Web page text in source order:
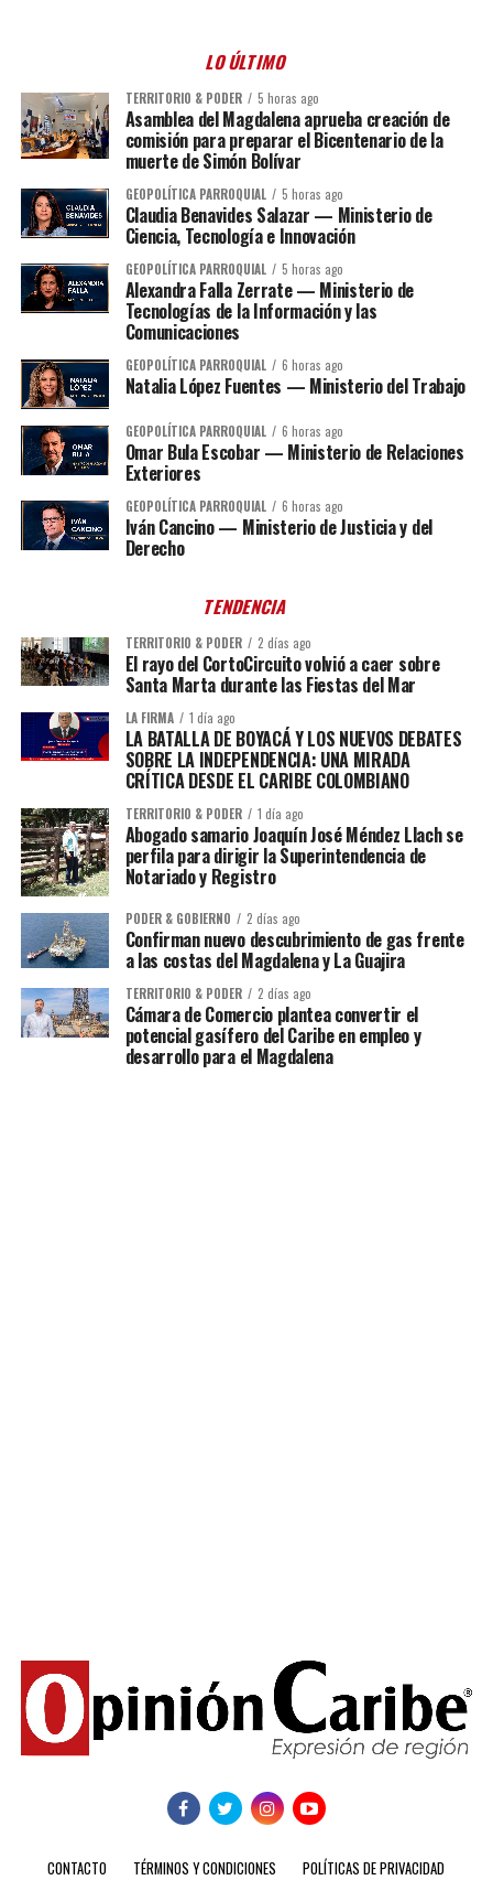
LO ÚLTIMO
TERRITORIO & PODER 5 horas ago
Asamblea del Magdalena aprueba creación de
comisión para preparar el Bicentenario de la
muerte de Simón Bolívar
GEOPOLÍTICA PARROQUIAL 5 horas ago
Claudia Benavides Salazar — Ministerio de
Ciencia, Tecnología e Innovación
GEOPOLÍTICA PARROQUIAL 5 horas ago
Alexandra Falla Zerrate — Ministerio de
Tecnologías de la Información y las
Comunicaciones
GEOPOLÍTICA PARROQUIAL 6 horas ago
Natalia López Fuentes — Ministerio del Trabajo
GEOPOLÍTICA PARROQUIAL 6 horas ago
Omar Bula Escobar — Ministerio de Relaciones
Exteriores
GEOPOLÍTICA PARROQUIAL 6 horas ago
Iván Cancino — Ministerio de Justicia y del
Derecho
TENDENCIA
TERRITORIO & PODER 2 días ago
El rayo del CortoCircuito volvió a caer sobre
Santa Marta durante las Fiestas del Mar
LA FIRMA 1 día ago
LA BATALLA DE BOYACÁ Y LOS NUEVOS DEBATES
SOBRE LA INDEPENDENCIA: UNA MIRADA
CRÍTICA DESDE EL CARIBE COLOMBIANO
TERRITORIO & PODER 1 día ago
Abogado samario Joaquín José Méndez Llach se
perfila para dirigir la Superintendencia de
Notariado y Registro
PODER & GOBIERNO 2 días ago
Confirman nuevo descubrimiento de gas frente
a las costas del Magdalena y La Guajira
TERRITORIO & PODER 2 días ago
Cámara de Comercio plantea convertir el
potencial gasífero del Caribe en empleo y
desarrollo para el Magdalena
CONTACTO TÉRMINOS Y CONDICIONES
POLÍTICAS DE PRIVACIDAD